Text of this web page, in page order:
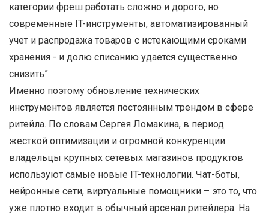
категории фреш работать сложно и дорого, но
современные IT-инструменты, автоматизированный
учет и распродажа товаров с истекающими сроками
хранения - и долю списанию удается существенно
снизить”.
Именно поэтому обновление технических
инструментов является постоянным трендом в сфере
ритейла. По словам Сергея Ломакина, в период
жесткой оптимизации и огромной конкуренции
владельцы крупных сетевых магазинов продуктов
используют самые новые IT-технологии. Чат-боты,
нейронные сети, виртуальные помощники – это то, что
уже плотно входит в обычный арсенал ритейлера. На